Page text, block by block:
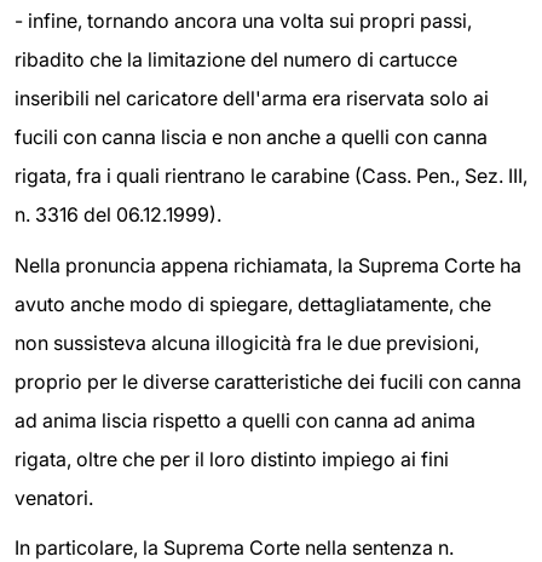
- infine, tornando ancora una volta sui propri passi,
ribadito che la limitazione del numero di cartucce
inseribili nel caricatore dell'arma era riservata solo ai
fucili con canna liscia e non anche a quelli con canna
rigata, fra i quali rientrano le carabine (Cass. Pen., Sez. III,
n. 3316 del 06.12.1999).
Nella pronuncia appena richiamata, la Suprema Corte ha
avuto anche modo di spiegare, dettagliatamente, che
non sussisteva alcuna illogicità fra le due previsioni,
proprio per le diverse caratteristiche dei fucili con canna
ad anima liscia rispetto a quelli con canna ad anima
rigata, oltre che per il loro distinto impiego ai fini
venatori.
In particolare, la Suprema Corte nella sentenza n.